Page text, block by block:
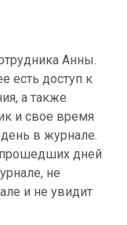
Анны.
есть доступ к
а также
и свое время
в журнале.
дней
не
и не увидит